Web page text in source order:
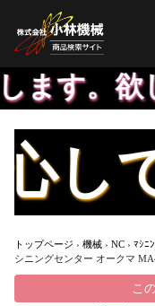
欲しい
トップページ › 機械 › NC › ﾏｼﾆ
シニングセンター オークマ
こ